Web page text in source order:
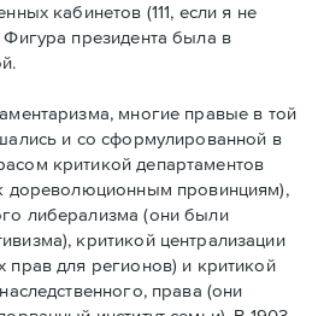
кабинетов (111, если я не
президента была в
многие правые в той
и со сформулированной в
критикой департаментов
дореволюционным провинциям),
либерализма (они были
критикой централизации
прав для регионов) и критикой
права (они